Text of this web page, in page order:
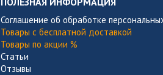
Соглашение об обработке
Товары с бесплатной доставкой
Товары по акции %
Статьи
Отзывы